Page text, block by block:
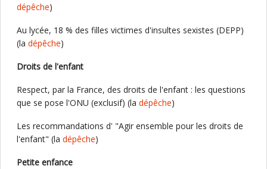
dépêche)
Au lycée, 18 % des filles victimes d'insultes sexistes (DEPP)
(la dépêche)
Droits de l'enfant
Respect, par la France, des droits de l'enfant : les questions
que se pose l'ONU (exclusif) (la dépêche)
Les recommandations d' "Agir ensemble pour les droits de
l'enfant" (la dépêche)
Petite enfance